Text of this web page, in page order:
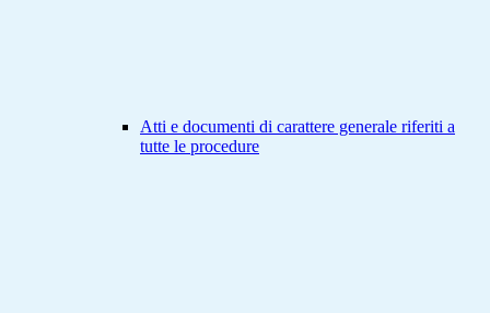
Atti e documenti di carattere generale riferiti a
tutte le procedure